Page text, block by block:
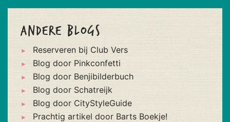
Andere blogs
Reserveren bij Club Vers
Blog door Pinkconfetti
Blog door Benjibilderbuch
Blog door Schatreijk
Blog door CityStyleGuide
Prachtig artikel door Barts Boekje!